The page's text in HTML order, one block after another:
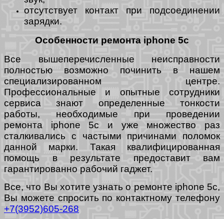
отсутствует контакт при подсоединении
зарядки.
Особенности ремонта iphone 5с
Все вышеперечисленные неисправности
полностью возможно починить в нашем
специализированном центре.
Профессиональные и опытные сотрудники
сервиса знают определенные тонкости
работы, необходимые при проведении
ремонта iphone 5c и уже множество раз
сталкивались с частыми причинами поломок
данной марки. Такая квалифицированная
помощь в результате предоставит вам
гарантированно рабочий гаджет.
Все, что Вы хотите узнать о ремонте iphone 5c,
Вы можете спросить по контактному телефону
+7(3952)605-268